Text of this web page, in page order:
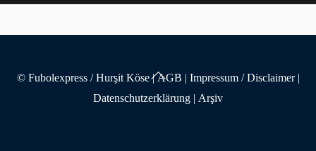
Back
To
© Fubolexpress / Hurşit Köse|AGB | Impressum / Disclaimer|
Datenschutzerklärung | Arşiv